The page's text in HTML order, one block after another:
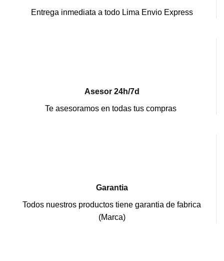
Entrega inmediata a todo Lima Envio Express
Asesor 24h/7d
Te asesoramos en todas tus compras
Garantia
Todos nuestros productos tiene garantia de fabrica
(Marca)